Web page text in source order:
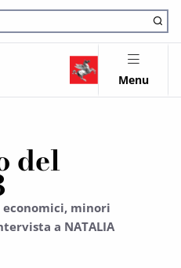
Menu
del
minori
a NATALIA